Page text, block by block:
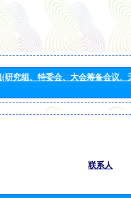
研究组、特委会、大会筹备会议
联系人